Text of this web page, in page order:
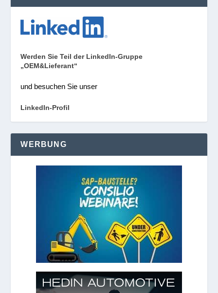
Werden Sie Teil der LinkedIn-Gruppe
„OEM&Lieferant“
und besuchen Sie unser
LinkedIn-Profil
WERBUNG